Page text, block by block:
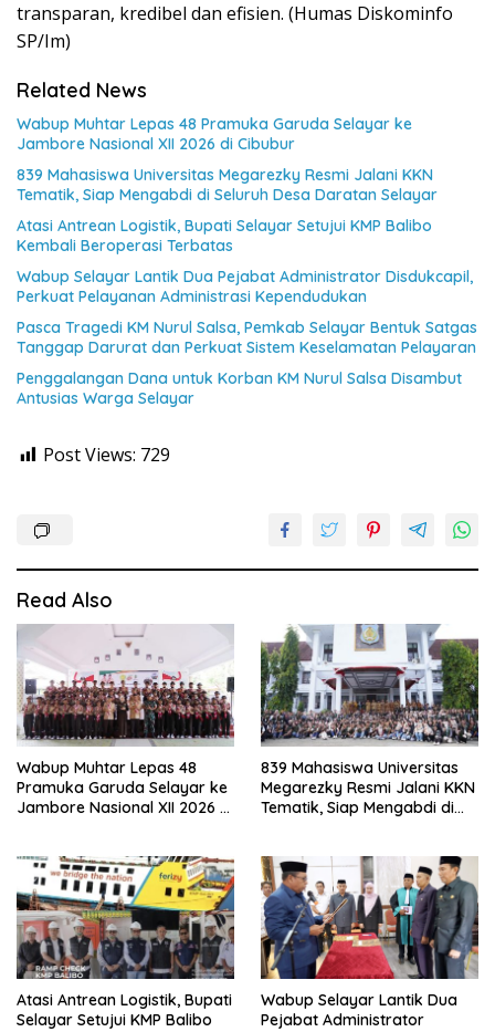
transparan, kredibel dan efisien. (Humas Diskominfo
SP/Im)
Related News
Wabup Muhtar Lepas 48 Pramuka Garuda Selayar ke
Jambore Nasional XII 2026 di Cibubur
839 Mahasiswa Universitas Megarezky Resmi Jalani KKN
Tematik, Siap Mengabdi di Seluruh Desa Daratan Selayar
Atasi Antrean Logistik, Bupati Selayar Setujui KMP Balibo
Kembali Beroperasi Terbatas
Wabup Selayar Lantik Dua Pejabat Administrator Disdukcapil,
Perkuat Pelayanan Administrasi Kependudukan
Pasca Tragedi KM Nurul Salsa, Pemkab Selayar Bentuk Satgas
Tanggap Darurat dan Perkuat Sistem Keselamatan Pelayaran
Penggalangan Dana untuk Korban KM Nurul Salsa Disambut
Antusias Warga Selayar
Post Views: 729
Read Also
Wabup Muhtar Lepas 48
Pramuka Garuda Selayar ke
Jambore Nasional XII 2026 di
839 Mahasiswa Universitas
Megarezky Resmi Jalani KKN
Tematik, Siap Mengabdi di
Atasi Antrean Logistik, Bupati
Selayar Setujui KMP Balibo
Wabup Selayar Lantik Dua
Pejabat Administrator